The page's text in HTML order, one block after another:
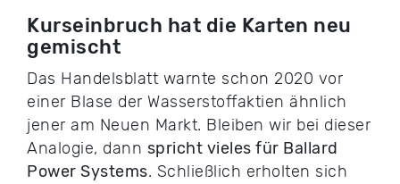
Kurseinbruch hat die Karten neu
gemischt
Das Handelsblatt warnte schon 2020 vor
einer Blase der Wasserstoffaktien ähnlich
jener am Neuen Markt. Bleiben wir bei dieser
Analogie, dann spricht vieles für Ballard
Power Systems. Schließlich erholten sich